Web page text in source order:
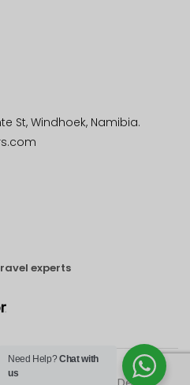
St, Windhoek, Namibia.
experts
Need Help?Chat with
us